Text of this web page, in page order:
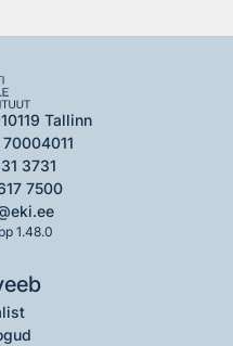
Tallinn
3731
7500
1.48.0